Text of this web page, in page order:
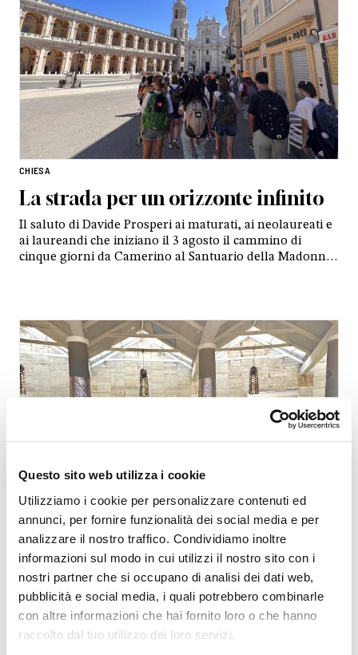
Questo sito web utilizza i cookie
Utilizziamo i cookie per personalizzare contenuti ed
annunci, per fornire funzionalità dei social media e per
analizzare il nostro traffico. Condividiamo inoltre
informazioni sul modo in cui utilizzi il nostro sito con i
nostri partner che si occupano di analisi dei dati web,
pubblicità e social media, i quali potrebbero combinarle
con altre informazioni che hai fornito loro o che hanno
raccolto dal tuo utilizzo dei loro servizi.
CHIESA
La strada per un orizzonte infinito
Il saluto di Davide Prosperi ai maturati, ai neolaureati e
ai laureandi che iniziano il 3 agosto il cammino di
cinque giorni da Camerino al Santuario della Madonna
verso il luogo in cui ci attende Colei che conosce la
strada preparata per la nostra felicità»
CHIESA
Asia e Pacifico. Per un compito
grandissimo